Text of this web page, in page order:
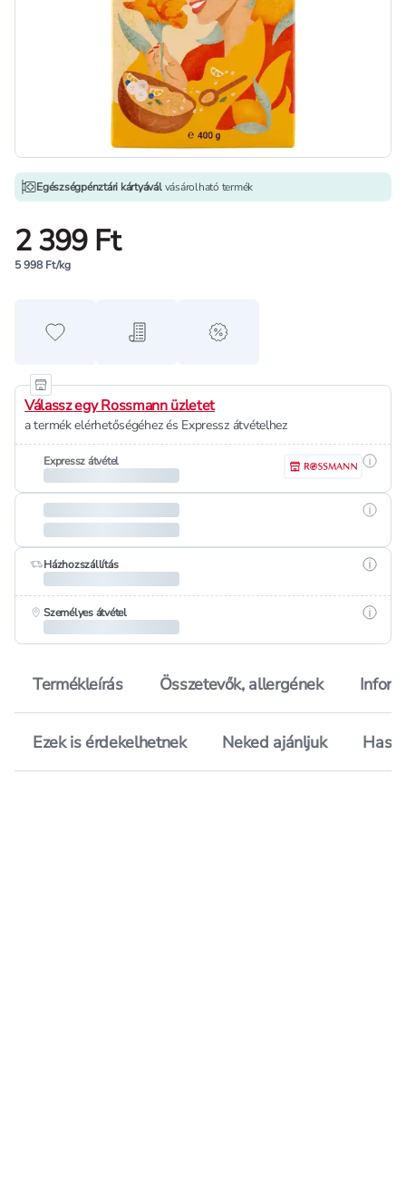
Egészségpénztári kártyáválvásárolható termék
2 399 Ft
5 998 Ft/kg
Hozzáadás a kedvencekhez
Hozzáadás a bevásárló listához
alert when on sale
Válassz egy Rossmann üzletet
a termék elérhetőségéhez és Expressz átvételhez
Expressz átvétel
Házhozszállítás
Személyes átvétel
Termékleírás Összetevők, allergének
Ezek is érdekelhetnek Neked ajánljuk